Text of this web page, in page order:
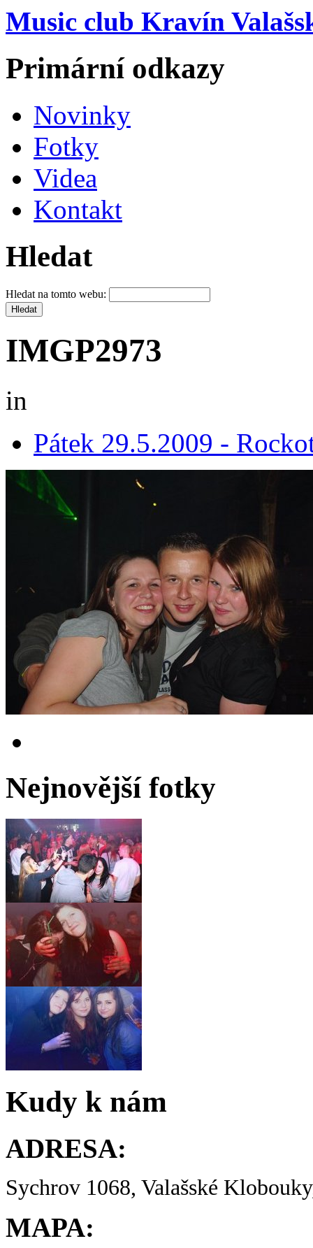
Music club Kravín
Primární odkazy
Novinky
Fotky
Videa
Kontakt
Hledat
Hledat na tomto webu:
IMGP2973
in
Pátek 29.5.2009 -
Nejnovější fotky
Kudy k nám
ADRESA:
Sychrov 1068, Valašské
MAPA: